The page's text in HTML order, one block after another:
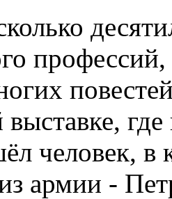
профессий,
где
человек, в
армии -